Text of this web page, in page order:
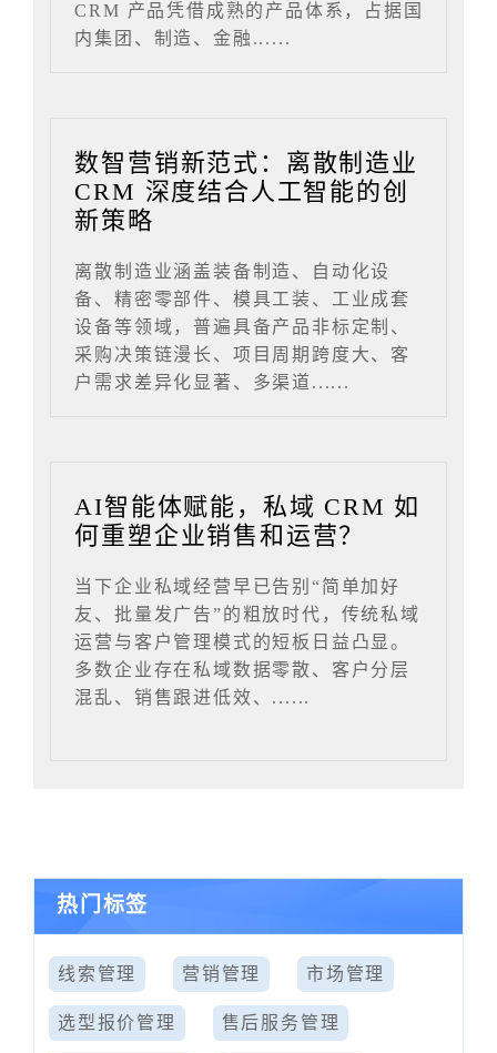
CRM 产品凭借成熟的产品体系，占据国
内集团、制造、金融......
数智营销新范式：离散制造业
CRM 深度结合人工智能的创
新策略
离散制造业涵盖装备制造、自动化设
备、精密零部件、模具工装、工业成套
设备等领域，普遍具备产品非标定制、
采购决策链漫长、项目周期跨度大、客
户需求差异化显著、多渠道......
AI智能体赋能，私域 CRM 如
何重塑企业销售和运营？
当下企业私域经营早已告别“简单加好
友、批量发广告”的粗放时代，传统私域
运营与客户管理模式的短板日益凸显。
多数企业存在私域数据零散、客户分层
混乱、销售跟进低效、......
热门标签
线索管理 营销管理 市场管理
选型报价管理 售后服务管理